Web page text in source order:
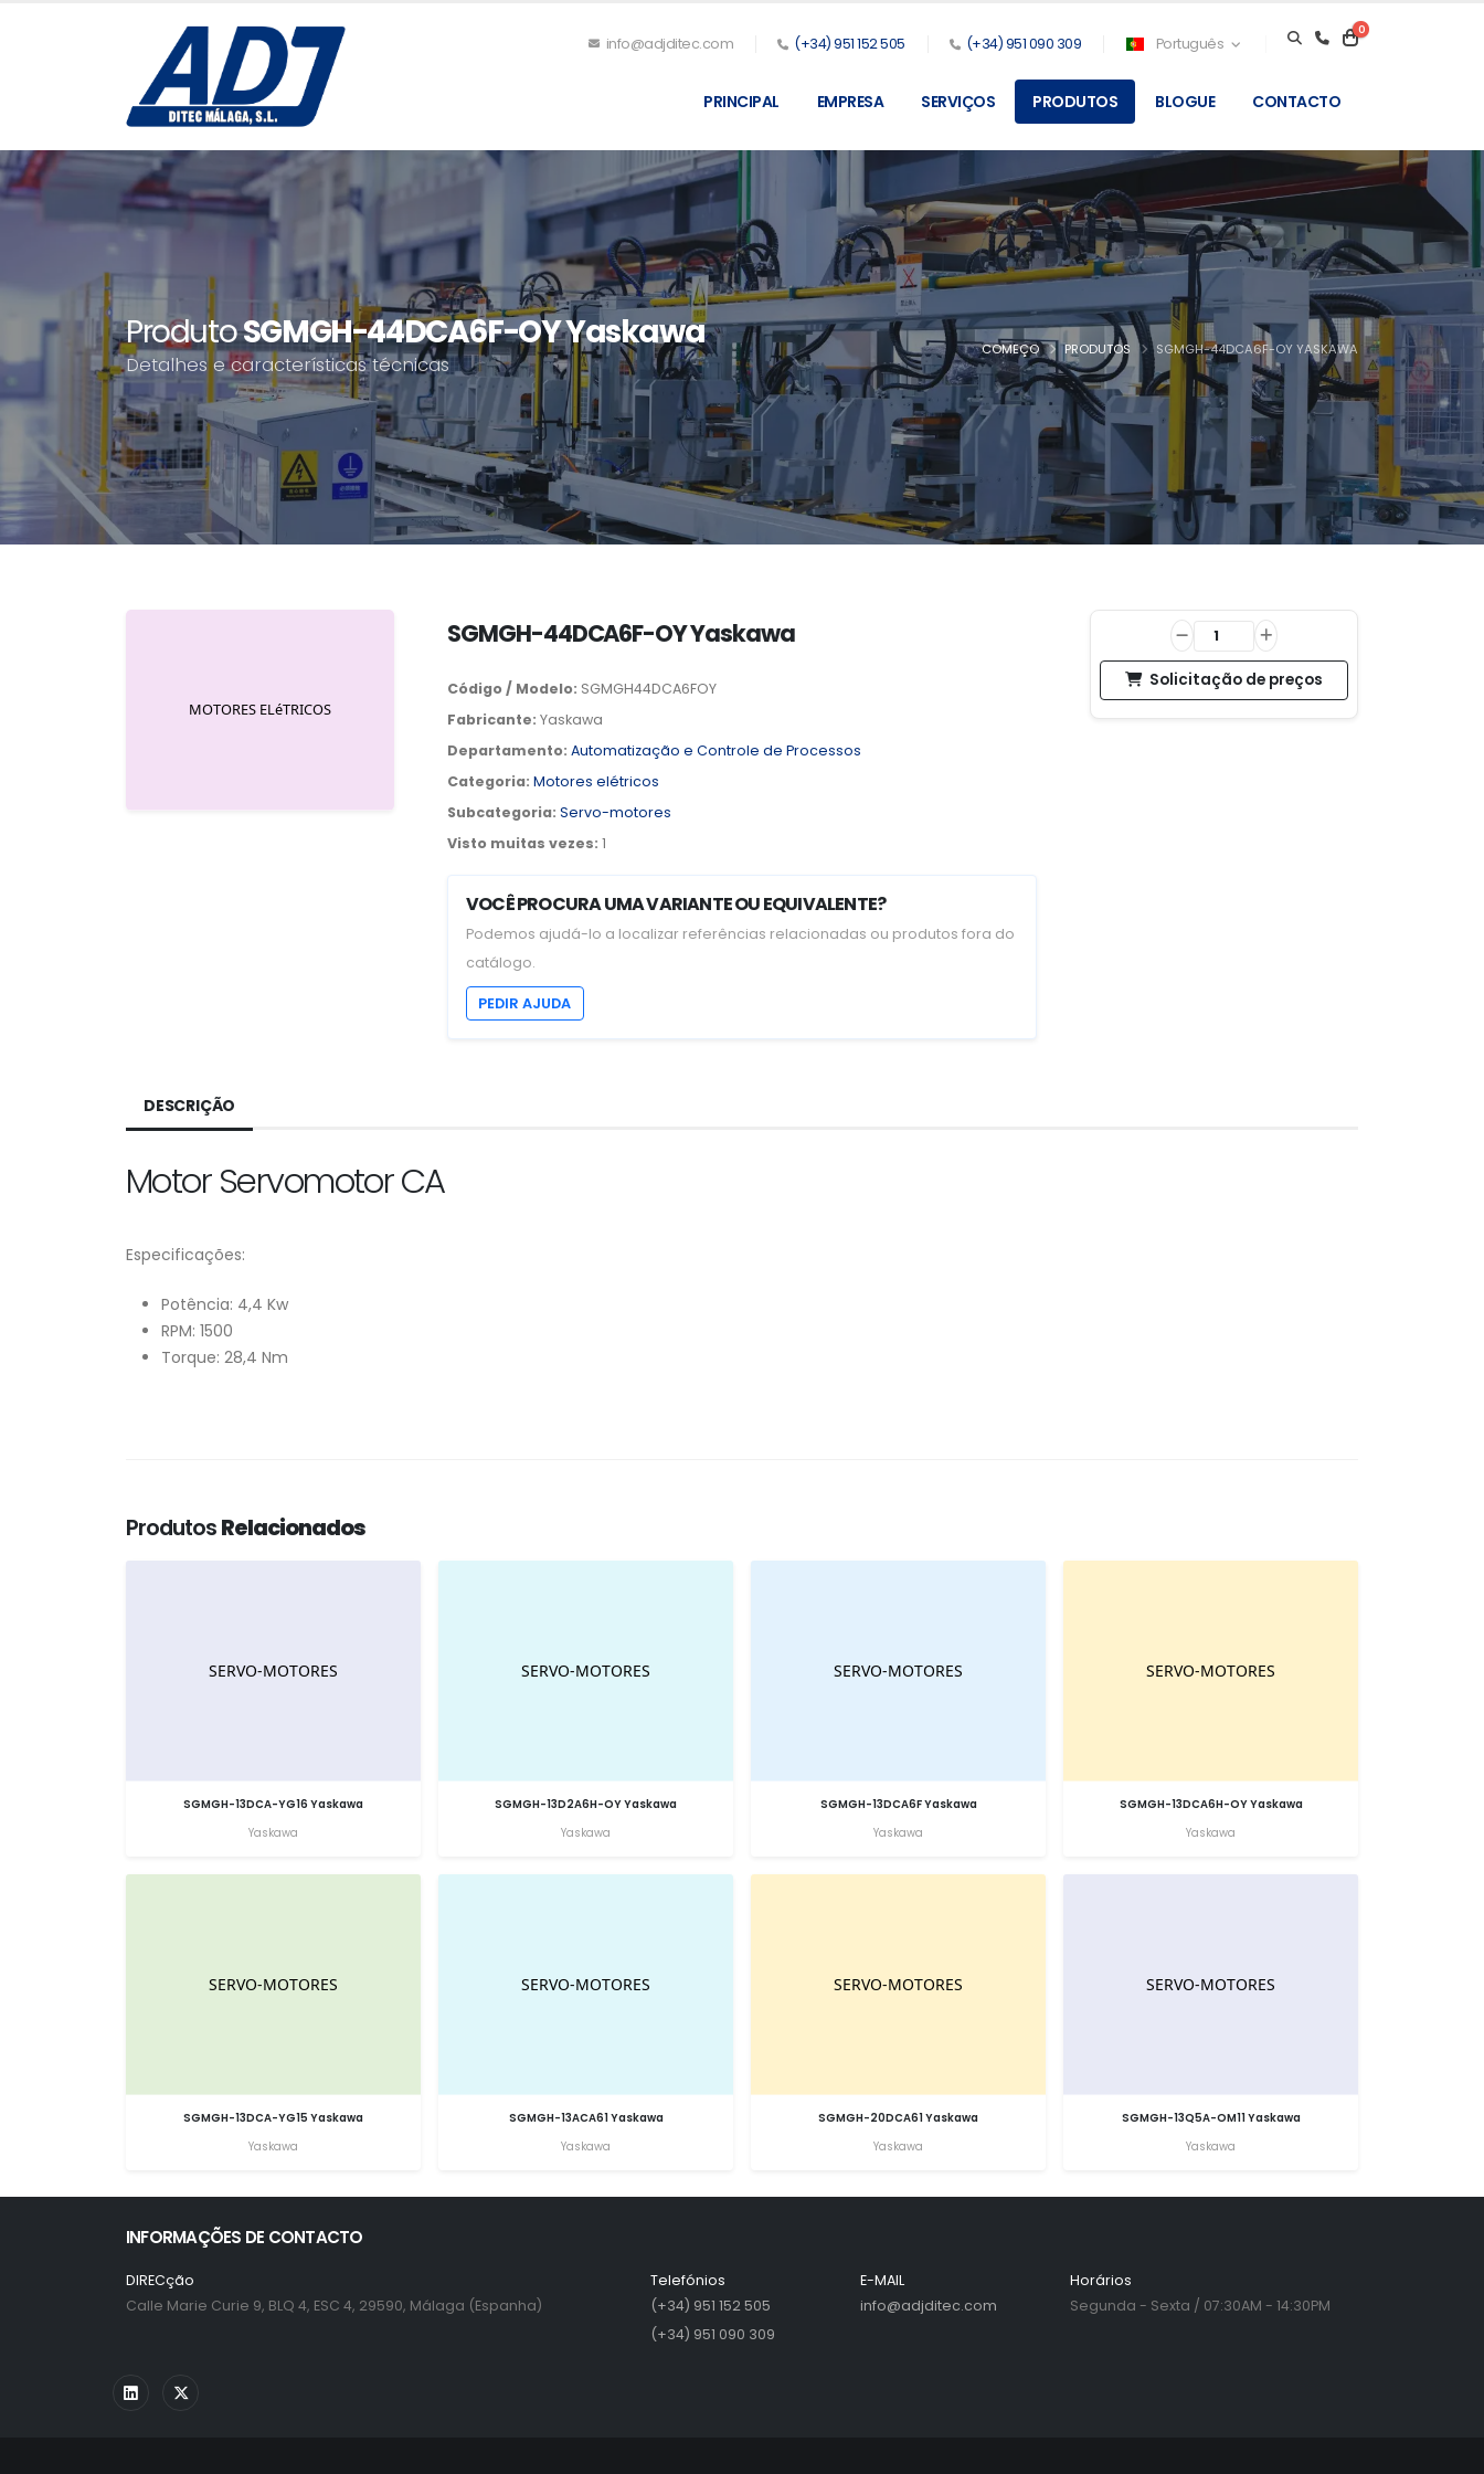
info@adjditec.com (+34) 951 152 505 (+34) 951 090 309 Português
0
PRINCIPAL EMPRESA SERVIÇOS PRODUTOS BLOGUE CONTACTO
ProdutoSGMGH-44DCA6F-OY Yaskawa
Detalhes e características técnicas
COMEÇO PRODUTOS SGMGH-44DCA6F-OY YASKAWA
SGMGH-44DCA6F-OY Yaskawa
Código / Modelo: SGMGH44DCA6FOY
Fabricante: Yaskawa
Departamento: Automatização e Controle de Processos
Categoria: Motores elétricos
Subcategoria: Servo-motores
Visto muitas vezes: 1
VOCÊ PROCURA UMA VARIANTE OU EQUIVALENTE?
Podemos ajudá-lo a localizar referências relacionadas ou produtos fora do
catálogo.
PEDIR AJUDA
Solicitação de preços
DESCRIÇÃO
Motor Servomotor CA
Especificações:
Potência: 4,4 Kw
RPM: 1500
Torque: 28,4 Nm
ProdutosRelacionados
SGMGH-13DCA-YG16 Yaskawa
Yaskawa
SGMGH-13D2A6H-OY Yaskawa
Yaskawa
SGMGH-13DCA6F Yaskawa
Yaskawa
SGMGH-13DCA6H-OY Yaskawa
Yaskawa
SGMGH-13DCA-YG15 Yaskawa
Yaskawa
SGMGH-13ACA61 Yaskawa
Yaskawa
SGMGH-20DCA61 Yaskawa
Yaskawa
SGMGH-13Q5A-OM11 Yaskawa
Yaskawa
INFORMAÇÕES DE CONTACTO
DIRECção
Calle Marie Curie 9, BLQ 4, ESC 4, 29590, Málaga (Espanha)
Telefónios
(+34) 951 152 505
(+34) 951 090 309
E-MAIL
info@adjditec.com
Horários
Segunda - Sexta / 07:30AM - 14:30PM